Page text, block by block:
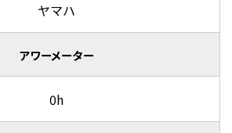
ヤマハ
アワーメーター
0h